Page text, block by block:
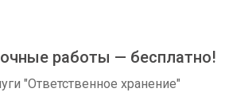
работы — бесплатно!
"Ответственное хранение"